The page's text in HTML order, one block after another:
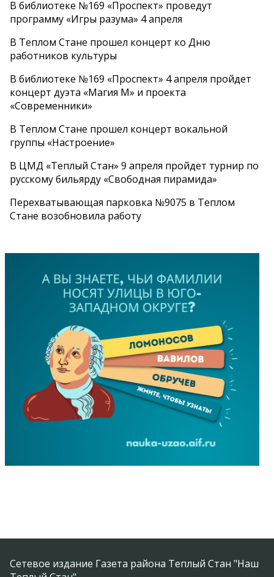
В библиотеке №169 «Проспект» проведут
программу «Игры разума» 4 апреля
В Теплом Стане прошел концерт ко Дню
работников культуры
В библиотеке №169 «Проспект» 4 апреля пройдет
концерт дуэта «Магия М» и проекта
«Современники»
В Теплом Стане прошел концерт вокальной
группы «Настроение»
В ЦМД «Теплый Стан» 9 апреля пройдет турнир по
русскому бильярду «Свободная пирамида»
Перехватывающая парковка №9075 в Теплом
Стане возобновила работу
Сетевое издание Газета района Теплый Стан "Наш